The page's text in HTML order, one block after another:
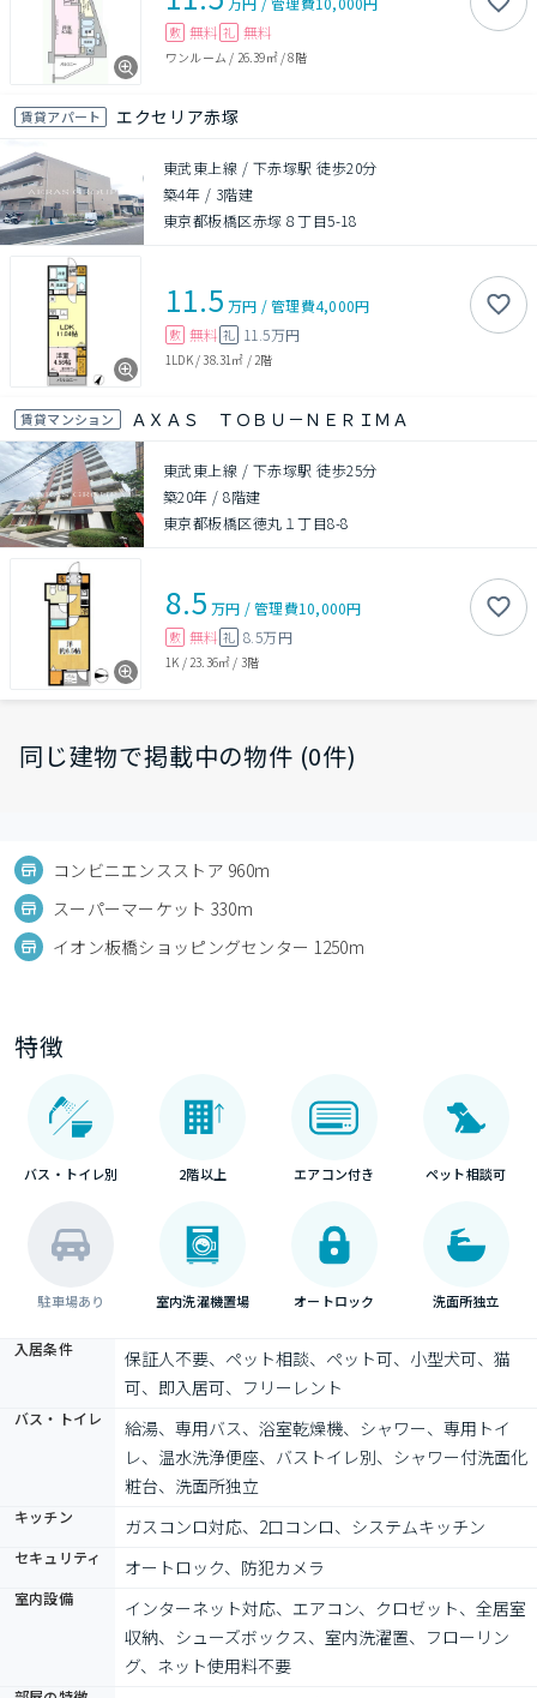
敷 無料 礼 無料
ワンルーム / 26.39㎡/8階
賃貸アパート エクセリア赤塚
東武東上線 / 下赤塚駅 徒歩20分
築4年 / 3階建
東京都板橋区赤塚８丁目5-18
11.5 万円 /管理費4,000円
敷 無料 礼 11.5万円
1LDK/38.31㎡ / 2階
賃貸マンション ＡＸＡＳ ＴＯＢＵ－ＮＥＲＩＭＡ
東武東上線 / 下赤塚駅 徒歩25分
築20年 /8階建
東京都板橋区徳丸１丁目8-8
8.5 万円 /管理費10,000円
敷 無料 礼 8.5万円
1K / 23.36㎡ / 3階
同じ建物で掲載中の物件 (0件)
コンビニエンスストア 960m
スーパーマーケット 330m
イオン板橋ショッピングセンター 1250m
特徴
バス・トイレ別 2階以上 エアコン付き ペット相談可
駐車場あり 室内洗濯機置場 オートロック 洗面所独立
入居条件
保証人不要、ペット相談、ペット可、小型犬可、猫
可、即入居可、フリーレント
バス・トイレ
給湯、専用バス、浴室乾燥機、シャワー、専用トイ
レ、温水洗浄便座、バストイレ別、シャワー付洗面化
粧台、洗面所独立
キッチン ガスコンロ対応、2口コンロ、システムキッチン
セキュリティ オートロック、防犯カメラ
室内設備
インターネット対応、エアコン、クロゼット、全居室
収納、シューズボックス、室内洗濯置、フローリン
グ、ネット使用料不要